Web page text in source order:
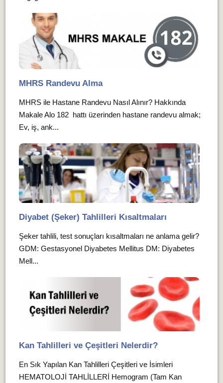
MHRS Randevu Alma
MHRS ile Hastane Randevu Nasıl Alınır? Hakkında
Makale Alo 182 hattı üzerinden hastane randevu almak;
Ev, iş, ank...
Diyabet (Şeker) Tahlilleri Kısaltmaları
Şeker tahlili, test sonuçları kısaltmaları ne anlama gelir?
GDM: Gestasyonel Diyabetes Mellitus DM: Diyabetes
Mell...
Kan Tahlilleri ve Çeşitleri Nelerdir?
En Sık Yapılan Kan Tahlilleri Çeşitleri ve İsimleri
HEMATOLOJİ TAHLİLLERİ Hemogram (Tam Kan